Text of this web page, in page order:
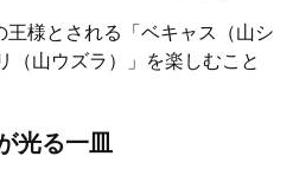
様とされる「ベキャス（山シ
（山ウズラ）」を楽しむこと
光る一皿